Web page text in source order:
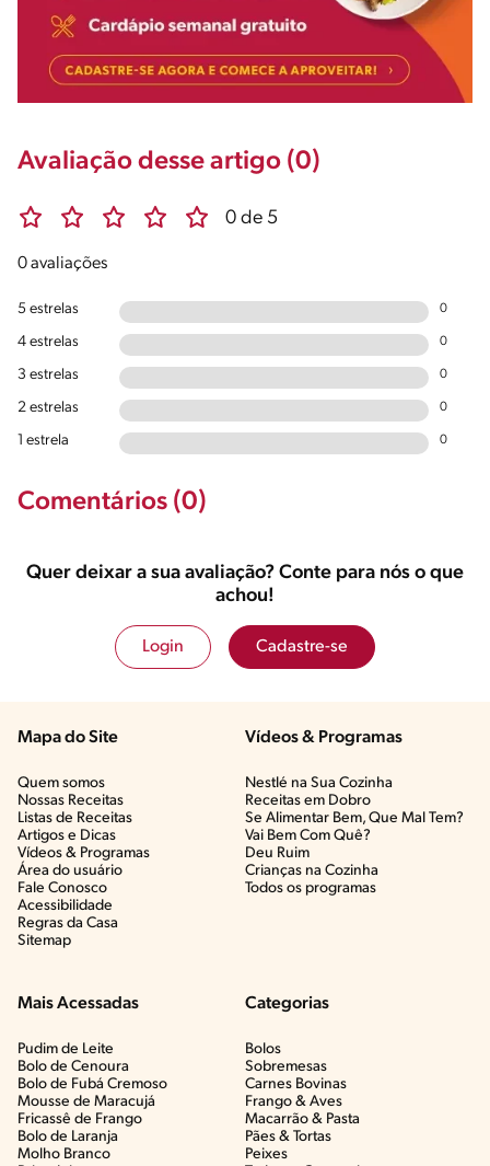
Avaliação desse artigo (0)
0 de 5
0 avaliações
5 estrelas 0
4 estrelas 0
3 estrelas 0
2 estrelas 0
1 estrela 0
Comentários (0)
Quer deixar a sua avaliação? Conte para nós o que
achou!
Login Cadastre-se
Mapa do Site
Quem somos
Nossas Receitas
Listas de Receitas​
Artigos e Dicas​
Vídeos & Programas​
Área do usuário
Fale Conosco
Acessibilidade
Regras da Casa
Sitemap
Vídeos & Programas​
Nestlé na Sua Cozinha
Receitas em Dobro
Se Alimentar Bem, Que Mal Tem?​
Vai Bem Com Quê?​
Deu Ruim​
Crianças na Cozinha​
Todos os programas
Mais Acessadas
Pudim de Leite
Bolo de Cenoura
Bolo de Fubá Cremoso
Mousse de Maracujá
Fricassê de Frango
Bolo de Laranja
Molho Branco
Categorias
Bolos
Sobremesas
Carnes Bovinas​
Frango & Aves​
Macarrão & Pasta​
Pães & Tortas​
Peixes